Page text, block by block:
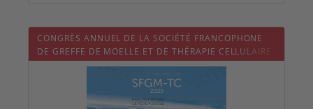
CONGRÈS ANNUEL DE LA SOCIÉTÉ FRANCOPHONE
DE GREFFE DE MOELLE ET DE THÉRAPIE CELLULAIRE
- SFGM-TC 2025